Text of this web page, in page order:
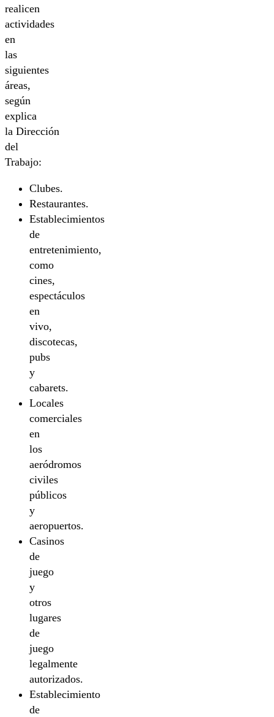
realicen
actividades
en
las
siguientes
áreas,
según
explica
la Dirección
del
Trabajo:
Clubes.
Restaurantes.
Establecimientos
de
entretenimiento,
como
cines,
espectáculos
en
vivo,
discotecas,
pubs
y
cabarets.
Locales
comerciales
en
los
aeródromos
civiles
públicos
y
aeropuertos.
Casinos
de
juego
y
otros
lugares
de
juego
legalmente
autorizados.
Establecimiento
de